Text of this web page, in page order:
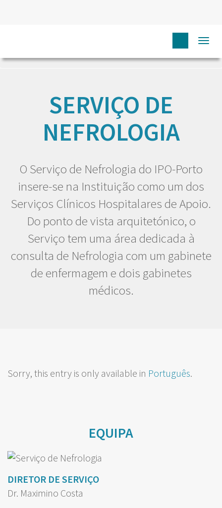
SERVIÇO DE
NEFROLOGIA
O Serviço de Nefrologia do IPO-Porto
insere-se na Instituição como um dos
Serviços Clínicos Hospitalares de Apoio.
Do ponto de vista arquitetónico, o
Serviço tem uma área dedicada à
consulta de Nefrologia com um gabinete
de enfermagem e dois gabinetes
médicos.
Sorry, this entry is only available in Português.
EQUIPA
DIRETOR DE SERVIÇO
Dr. Maximino Costa